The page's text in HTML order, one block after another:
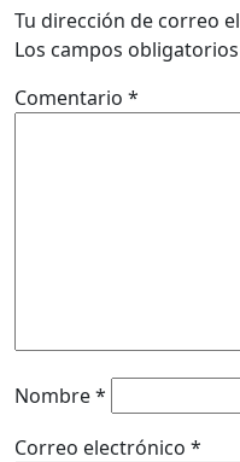
Tu dirección de correo
Los campos
Comentario *
Nombre*
Correo electrónico *